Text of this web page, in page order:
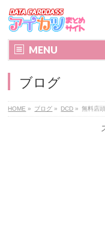
MENU
ブログ
HOME » ブログ » DCD » 無料店